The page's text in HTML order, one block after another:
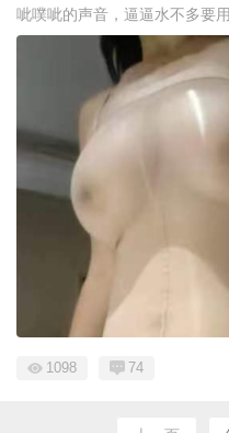
呲噗呲的声音，逼逼水不多要用
1098 74